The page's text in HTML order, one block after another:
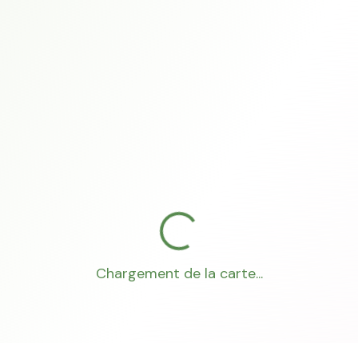
Chargement de la carte...